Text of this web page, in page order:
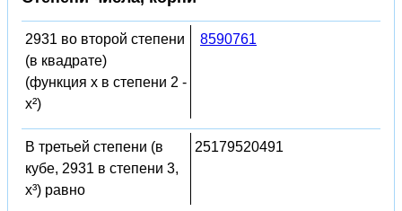
2931 во второй степени
(в квадрате)
(функция x в степени 2 -
x²)
8590761
В третьей степени (в
кубе, 2931 в степени 3,
x³) равно
25179520491